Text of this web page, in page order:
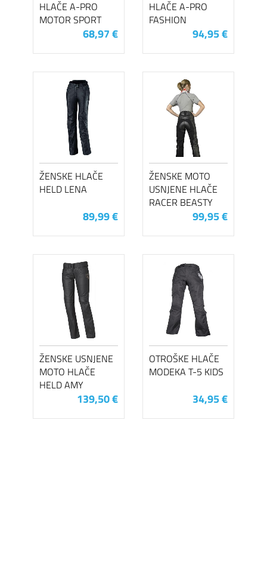
HLAČE A-PRO
MOTOR SPORT
68,97 €
HLAČE A-PRO
FASHION
94,95 €
ŽENSKE HLAČE
HELD LENA
89,99 €
ŽENSKE MOTO
USNJENE HLAČE
RACER BEASTY
99,95 €
ŽENSKE USNJENE
MOTO HLAČE
HELD AMY
139,50 €
OTROŠKE HLAČE
MODEKA T-5 KIDS
34,95 €